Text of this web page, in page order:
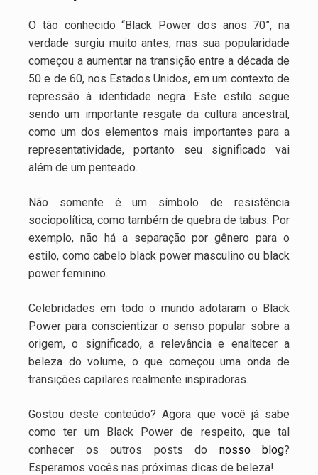
O tão conhecido “Black Power dos anos 70”, na
verdade surgiu muito antes, mas sua popularidade
começou a aumentar na transição entre a década de
50 e de 60, nos Estados Unidos, em um contexto de
repressão à identidade negra. Este estilo segue
sendo um importante resgate da cultura ancestral,
como um dos elementos mais importantes para a
representatividade, portanto seu significado vai
além de um penteado.
Não somente é um símbolo de resistência
sociopolítica, como também de quebra de tabus. Por
exemplo, não há a separação por gênero para o
estilo, como cabelo black power masculino ou black
power feminino.
Celebridades em todo o mundo adotaram o Black
Power para conscientizar o senso popular sobre a
origem, o significado, a relevância e enaltecer a
beleza do volume, o que começou uma onda de
transições capilares realmente inspiradoras.
Gostou deste conteúdo? Agora que você já sabe
como ter um Black Power de respeito, que tal
conhecer os outros posts do nosso blog?
Esperamos vocês nas próximas dicas de beleza!